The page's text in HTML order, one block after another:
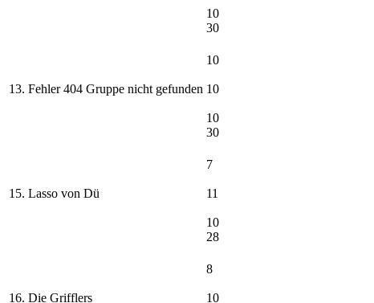
10
30
13. Fehler 404 Gruppe nicht gefunden
10
10
10
30
15. Lasso von Dü
7
11
10
28
16. Die Grifflers
8
10